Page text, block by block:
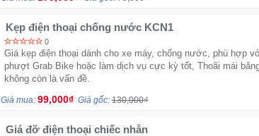
Kẹp điện thoại chống nước KCN1
0
Giá kẹp điện thoại dành cho xe máy, chống nước, phù hợp
phượt Grab Bike hoặc làm dịch vụ cực kỳ tốt, Thoãi mái
không còn là vấn đề.
Giá mua: 99,000₫ Giá gốc: 130,000₫
Giá đỡ điện thoại chiếc nhẫn